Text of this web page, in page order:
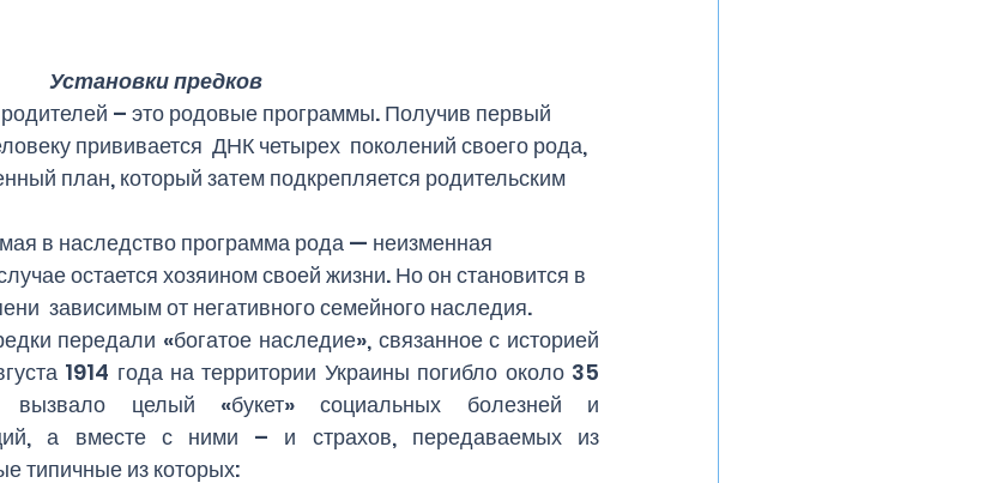
Установки предков
– это родовые программы. Получив первый
прививается  ДНК четырех  поколений своего рода,
план, который затем подкрепляется родительским
в наследство программа рода — неизменная
остается хозяином своей жизни. Но он становится в
зависимым от негативного семейного наследия.
передали «богатое наследие», связанное с историей
1914 года на территории Украины погибло около 35
вызвало целый «букет» социальных болезней и
а вместе с ними – и страхов, передаваемых из
типичные из которых: